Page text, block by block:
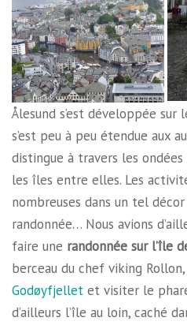
Ålesund s’est développée sur
s’est peu à peu étendue aux
distingue à travers les
les îles entre elles. Les
nombreuses dans un tel
randonnée… Nous avions
faire une randonnée sur l’île
berceau du chef viking
Godøyfjellet et visiter le
d’ailleurs l’île au loin, caché